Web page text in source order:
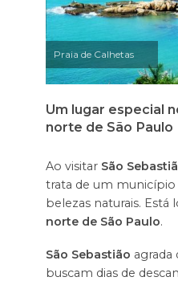
Praia de Calhetas
Um lugar especial
norte de São Paulo
Ao visitar São
trata de um município
belezas naturais. Está
norte de São Paulo.
São Sebastião agrada
buscam dias de